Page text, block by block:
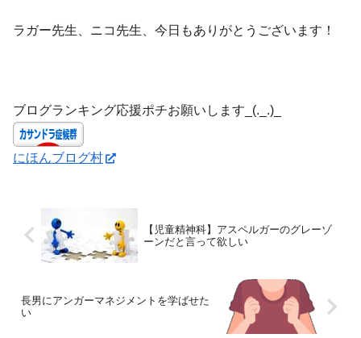
ラガー先生、ニコ先生、今日もありがとうございます！
ブログランキング応援ポチお願いします_(._.)_
にほんブログ村
【児童精神科】アスペルガーのグレーゾ
ーンだと言って欲しい
長男にアンガーマネジメントを学ばせた
い